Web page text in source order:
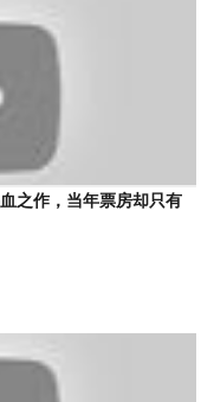
之作，当年票房却只有